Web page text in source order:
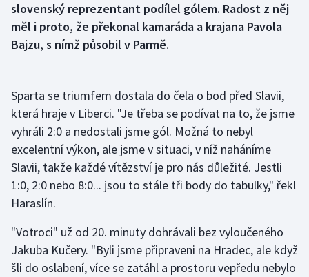
Florbal
Golf
Gymnastika
Házená
Jezdectví
Krasobruslení
slovenský reprezentant podílel gólem. Radost z něj
měl i proto, že překonal kamaráda a krajana Pavola
Bajzu, s nímž působil v Parmě.
Sparta se triumfem dostala do čela o bod před Slavii,
která hraje v Liberci. "Je třeba se podívat na to, že jsme
vyhráli 2:0 a nedostali jsme gól. Možná to nebyl
excelentní výkon, ale jsme v situaci, v níž naháníme
Slavii, takže každé vítězství je pro nás důležité. Jestli
1:0, 2:0 nebo 8:0... jsou to stále tři body do tabulky," řekl
Haraslín.
"Votroci" už od 20. minuty dohrávali bez vyloučeného
Jakuba Kučery. "Byli jsme připraveni na Hradec, ale když
šli do oslabení, více se zatáhl a prostoru vepředu nebylo